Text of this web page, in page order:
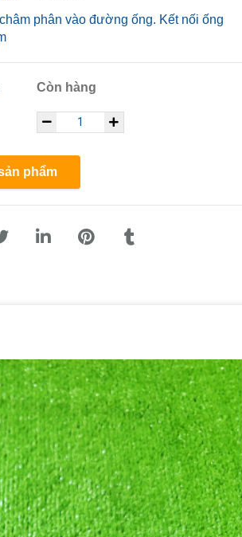
phân vào đường ống. Kết nối ống
Còn hàng
phẩm